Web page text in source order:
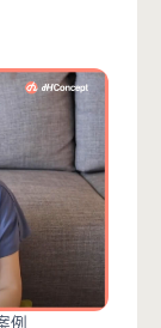
例